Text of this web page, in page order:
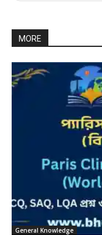
MORE
General Knowledge